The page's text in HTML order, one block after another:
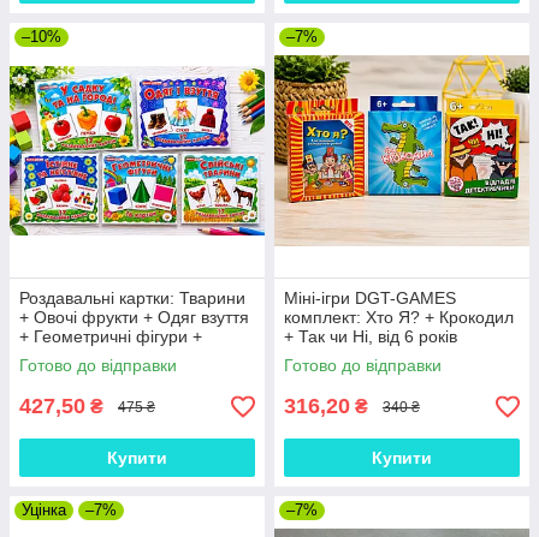
–10%
Роздавальні картки: Тварини
+ Овочі фрукти + Одяг взуття
+ Геометричні фігури +
Їстівне та неїстівне (Ранок)
(комплект)
Готово до відправки
427,50 ₴ 475 ₴
Купити
–7%
Міні-ігри DGT-GAMES
комплект: Хто Я? + Крокодил
+ Так чи Ні, від 6 років
Готово до відправки
316,20 ₴ 340 ₴
Купити
Уцінка –7% –7%